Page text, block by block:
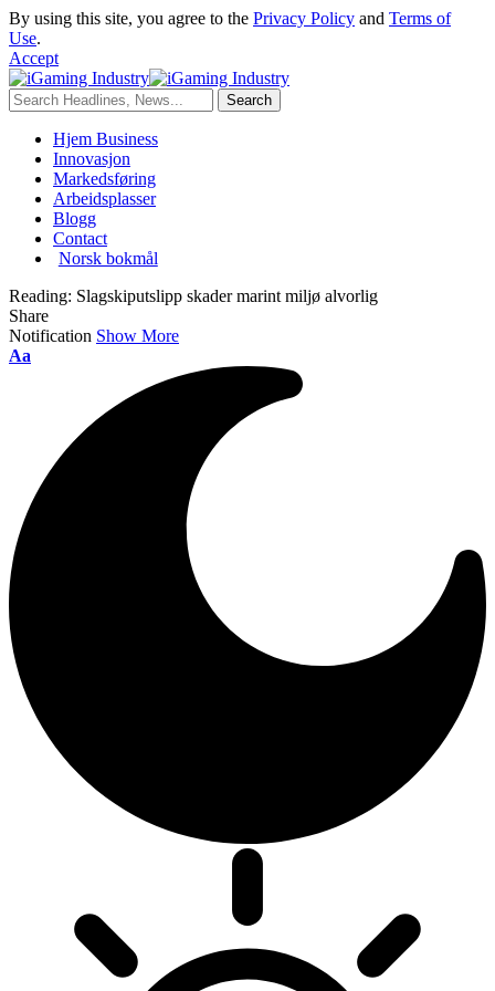
By using this site, you agree to the Privacy Policy and Terms of
Use.
Accept
Hjem Business
Innovasjon
Markedsføring
Arbeidsplasser
Blogg
Contact
Norsk bokmål
Reading: Slagskiputslipp skader marint miljø alvorlig
Share
Notification Show More
Aa